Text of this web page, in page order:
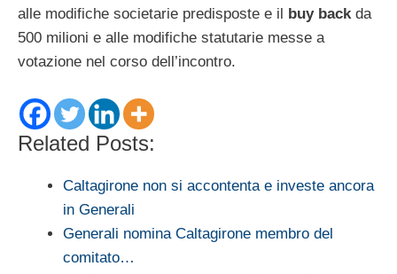
alle modifiche societarie predisposte e il
buy backda
500 milioni e alle modifiche statutarie messe a
votazione nel corso dell’incontro.
Related Posts:
Caltagirone non si accontenta e investe ancora
in Generali
Generali nomina Caltagirone membro del
comitato…